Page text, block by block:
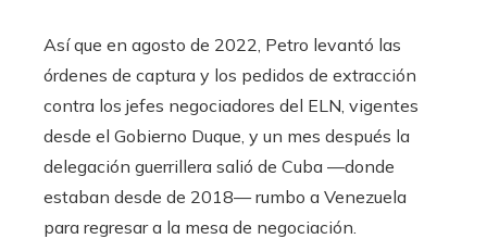
Así que en agosto de 2022, Petro levantó las
órdenes de captura y los pedidos de extracción
contra los jefes negociadores del ELN, vigentes
desde el Gobierno Duque, y un mes después la
delegación guerrillera salió de Cuba —donde
estaban desde de 2018— rumbo a Venezuela
para regresar a la mesa de negociación.